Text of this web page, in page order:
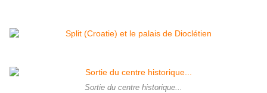
Sortie du centre historique...